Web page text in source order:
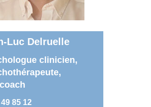
Luc Delruelle
clinicien,
85 12